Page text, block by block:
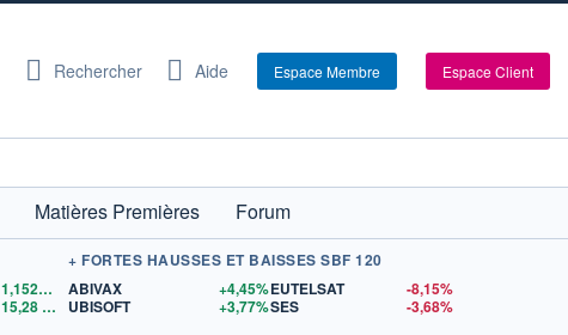
Rechercher Aide Espace Membre Espace Client
Matières Premières
Forum
1,1526$US
15,28$US
+ FORTES HAUSSES ET BAISSES SBF 120
ABIVAX
+4,45%
UBISOFT
+3,77%
EUTELSAT
-8,15%
SES
-3,68%